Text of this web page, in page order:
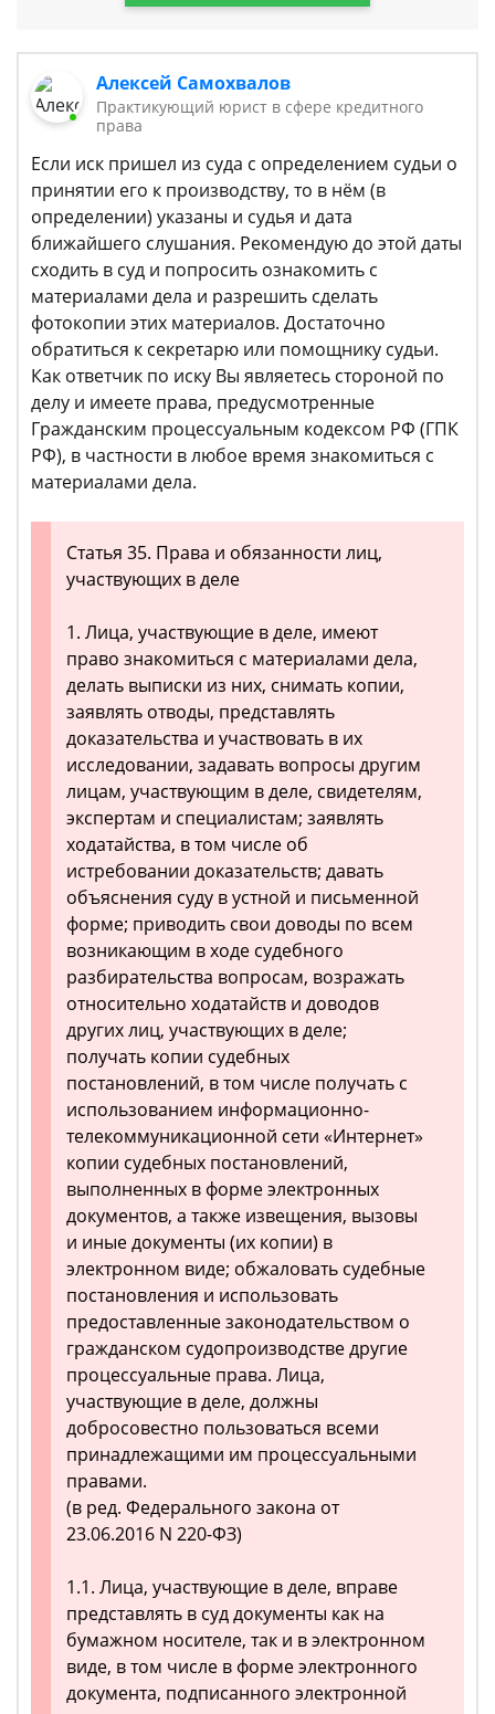
Алексей Самохвалов
Практикующий юрист в сфере кредитного
права
Если иск пришел из суда с определением судьи о
принятии его к производству, то в нём (в
определении) указаны и судья и дата
ближайшего слушания. Рекомендую до этой даты
сходить в суд и попросить ознакомить с
материалами дела и разрешить сделать
фотокопии этих материалов. Достаточно
обратиться к секретарю или помощнику судьи.
Как ответчик по иску Вы являетесь стороной по
делу и имеете права, предусмотренные
Гражданским процессуальным кодексом РФ (ГПК
РФ), в частности в любое время знакомиться с
материалами дела.
Статья 35. Права и обязанности лиц,
участвующих в деле
1. Лица, участвующие в деле, имеют
право знакомиться с материалами дела,
делать выписки из них, снимать копии,
заявлять отводы, представлять
доказательства и участвовать в их
исследовании, задавать вопросы другим
лицам, участвующим в деле, свидетелям,
экспертам и специалистам; заявлять
ходатайства, в том числе об
истребовании доказательств; давать
объяснения суду в устной и письменной
форме; приводить свои доводы по всем
возникающим в ходе судебного
разбирательства вопросам, возражать
относительно ходатайств и доводов
других лиц, участвующих в деле;
получать копии судебных
постановлений, в том числе получать с
использованием информационно-
телекоммуникационной сети «Интернет»
копии судебных постановлений,
выполненных в форме электронных
документов, а также извещения, вызовы
и иные документы (их копии) в
электронном виде; обжаловать судебные
постановления и использовать
предоставленные законодательством о
гражданском судопроизводстве другие
процессуальные права. Лица,
участвующие в деле, должны
добросовестно пользоваться всеми
принадлежащими им процессуальными
правами.
(в ред. Федерального закона от
23.06.2016 N 220-ФЗ)
1.1. Лица, участвующие в деле, вправе
представлять в суд документы как на
бумажном носителе, так и в электронном
виде, в том числе в форме электронного
документа, подписанного электронной